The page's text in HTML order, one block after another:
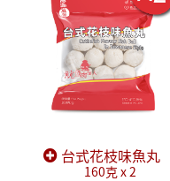
台式花枝味魚丸
160克 x 2